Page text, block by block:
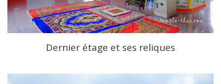
Dernier étage et ses reliques